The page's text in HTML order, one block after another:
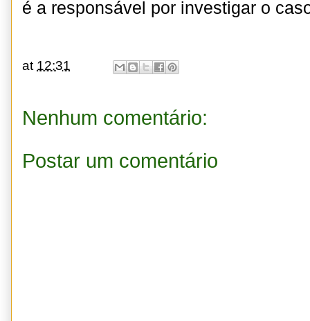
é a responsável por investigar o
at 12:31
Nenhum comentário:
Postar um comentário